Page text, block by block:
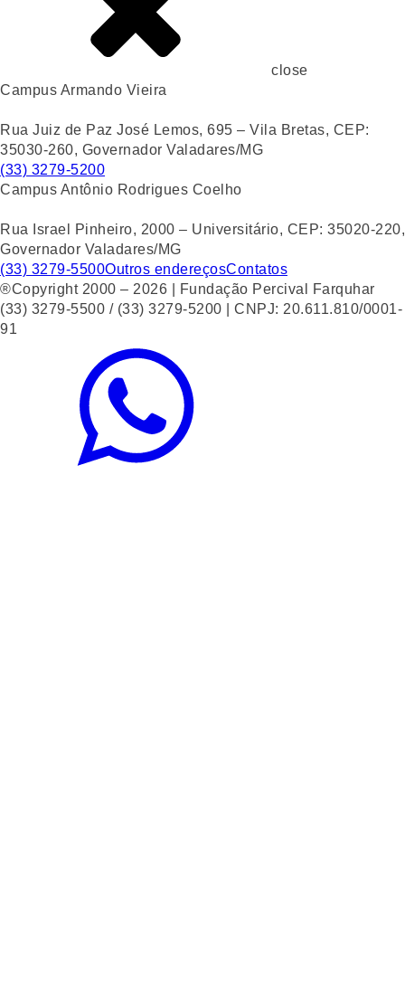
close
Campus Armando Vieira
Rua Juiz de Paz José Lemos, 695 – Vila Bretas, CEP:
35030-260, Governador Valadares/MG
(33) 3279-5200
Campus Antônio Rodrigues Coelho
Rua Israel Pinheiro, 2000 – Universitário, CEP: 35020-220,
Governador Valadares/MG
(33) 3279-5500Outros endereçosContatos
®Copyright 2000 – 2026 | Fundação Percival Farquhar
(33) 3279-5500 / (33) 3279-5200 | CNPJ: 20.611.810/0001-
91